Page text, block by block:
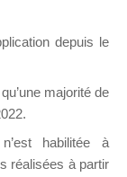
depuis le
qu’une majorité de
habilitée à
réalisées à partir